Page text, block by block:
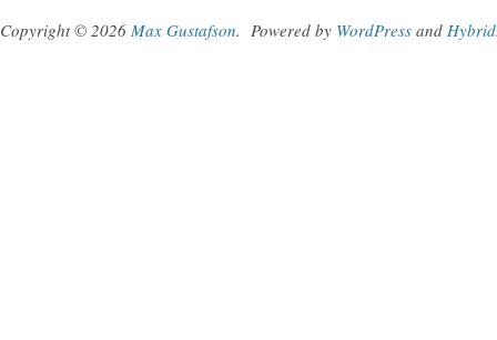
Copyright © 2026 Max Gustafson. Powered by WordPress and Hybrid